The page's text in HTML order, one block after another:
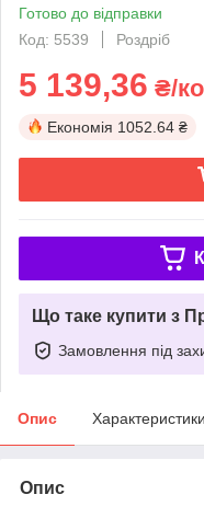
Готово до відправки
Код: 5539
Роздріб
5 139,36 ₴/
Економія 1052.64 ₴
Що таке купити з
Замовлення під
Опис Характеристики
Опис